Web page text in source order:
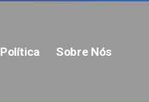
Política Sobre Nós